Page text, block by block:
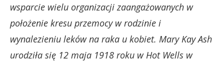
wsparcie wielu organizacji zaangażowanych w
położenie kresu przemocy w rodzinie i
wynalezieniu leków na raka u kobiet. Mary Kay Ash
urodziła się 12 maja 1918 roku w Hot Wells w